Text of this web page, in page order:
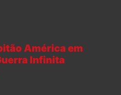
América em
Infinita